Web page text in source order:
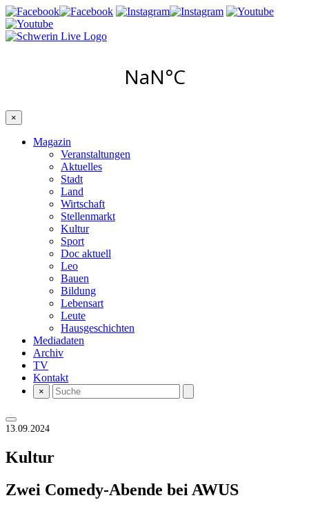
×
Magazin
Veranstaltungen
Aktuelles
Stadt
Land
Wirtschaft
Stellenmarkt
Kultur
Sport
Doc aktuell
Leo
Bauen
Bildung
Lebensart
Leute
Hausgeschichten
Mediadaten
Archiv
TV
Kontakt
×
13.09.2024
Kultur
Zwei Comedy-Abende bei AWUS